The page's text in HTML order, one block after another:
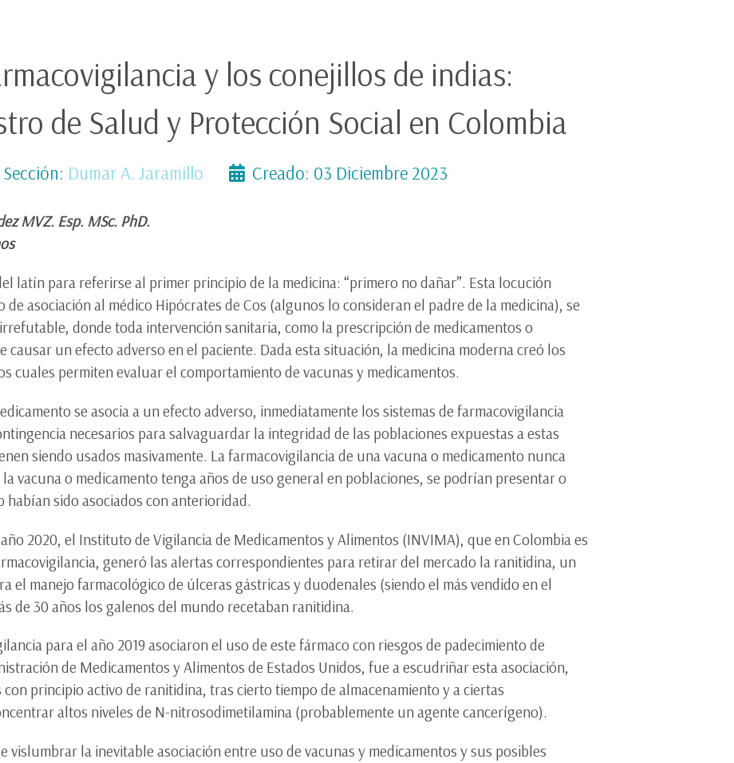
y los conejillos de indias:
de Salud y Protección Social en Colombia
Sección: Dumar A. Jaramillo Creado: 03 Diciembre 2023
MVZ. Esp. MSc. PhD.
latín para referirse al primer principio de la medicina: “primero no dañar”. Esta locución
asociación al médico Hipócrates de Cos (algunos lo consideran el padre de la medicina), se
donde toda intervención sanitaria, como la prescripción de medicamentos o
causar un efecto adverso en el paciente. Dada esta situación, la medicina moderna creó los
cuales permiten evaluar el comportamiento de vacunas y medicamentos.
se asocia a un efecto adverso, inmediatamente los sistemas de farmacovigilancia
necesarios para salvaguardar la integridad de las poblaciones expuestas a estas
siendo usados masivamente. La farmacovigilancia de una vacuna o medicamento nunca
vacuna o medicamento tenga años de uso general en poblaciones, se podrían presentar o
habían sido asociados con anterioridad.
2020, el Instituto de Vigilancia de Medicamentos y Alimentos (INVIMA), que en Colombia es
generó las alertas correspondientes para retirar del mercado la ranitidina, un
el manejo farmacológico de úlceras gástricas y duodenales (siendo el más vendido en el
de 30 años los galenos del mundo recetaban ranitidina.
para el año 2019 asociaron el uso de este fármaco con riesgos de padecimiento de
de Medicamentos y Alimentos de Estados Unidos, fue a escudriñar esta asociación,
principio activo de ranitidina, tras cierto tiempo de almacenamiento y a ciertas
altos niveles de N-nitrosodimetilamina (probablemente un agente cancerígeno).
la inevitable asociación entre uso de vacunas y medicamentos y sus posibles